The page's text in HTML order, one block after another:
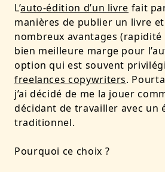
L’auto-édition d’un livre fait
manières de publier un livre
nombreux avantages (rapidité
bien meilleure marge pour
option qui est souvent
freelances copywriters.
j’ai décidé de me la jouer
décidant de travailler avec un
traditionnel.
Pourquoi ce choix ?